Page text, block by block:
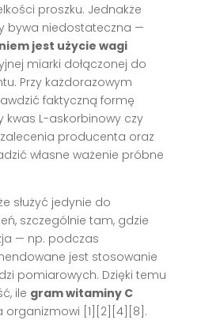
proszku. Jednakże
bywa niedostateczna —
jest użycie wagi
miarki dołączonej do
Przy każdorazowym
faktyczną formę
kwas L-askorbinowy czy
producenta oraz
własne ważenie próbne
służyć jedynie do
szczególnie tam, gdzie
— np. podczas
jest stosowanie
pomiarowych. Dzięki temu
ile gram witaminy C
organizmowi [1][2][4][8] .